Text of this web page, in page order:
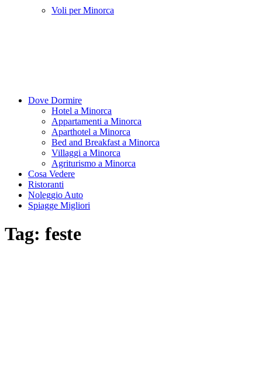
Voli per Minorca
Dove Dormire
Hotel a Minorca
Appartamenti a Minorca
Aparthotel a Minorca
Bed and Breakfast a Minorca
Villaggi a Minorca
Agriturismo a Minorca
Cosa Vedere
Ristoranti
Noleggio Auto
Spiagge Migliori
Tag: feste